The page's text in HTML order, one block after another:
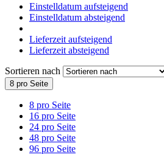
Einstelldatum aufsteigend
Einstelldatum absteigend
Lieferzeit aufsteigend
Lieferzeit absteigend
Sortieren nach
8 pro Seite
8 pro Seite
16 pro Seite
24 pro Seite
48 pro Seite
96 pro Seite